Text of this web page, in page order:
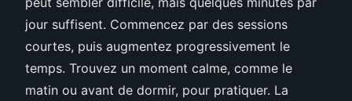
jour suffisent. Commencez par des sessions
courtes, puis augmentez progressivement le
temps. Trouvez un moment calme, comme le
matin ou avant de dormir, pour pratiquer. La